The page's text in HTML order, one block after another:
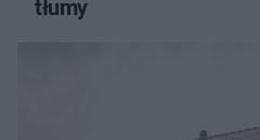
tłumy